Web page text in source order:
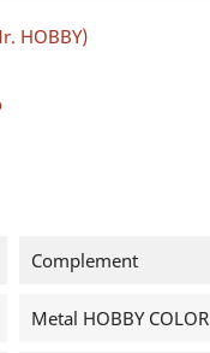
HOBBY)
Complement
Metal HOBBY COLOR